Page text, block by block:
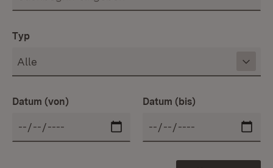
Typ
Datum (von) Datum (bis)